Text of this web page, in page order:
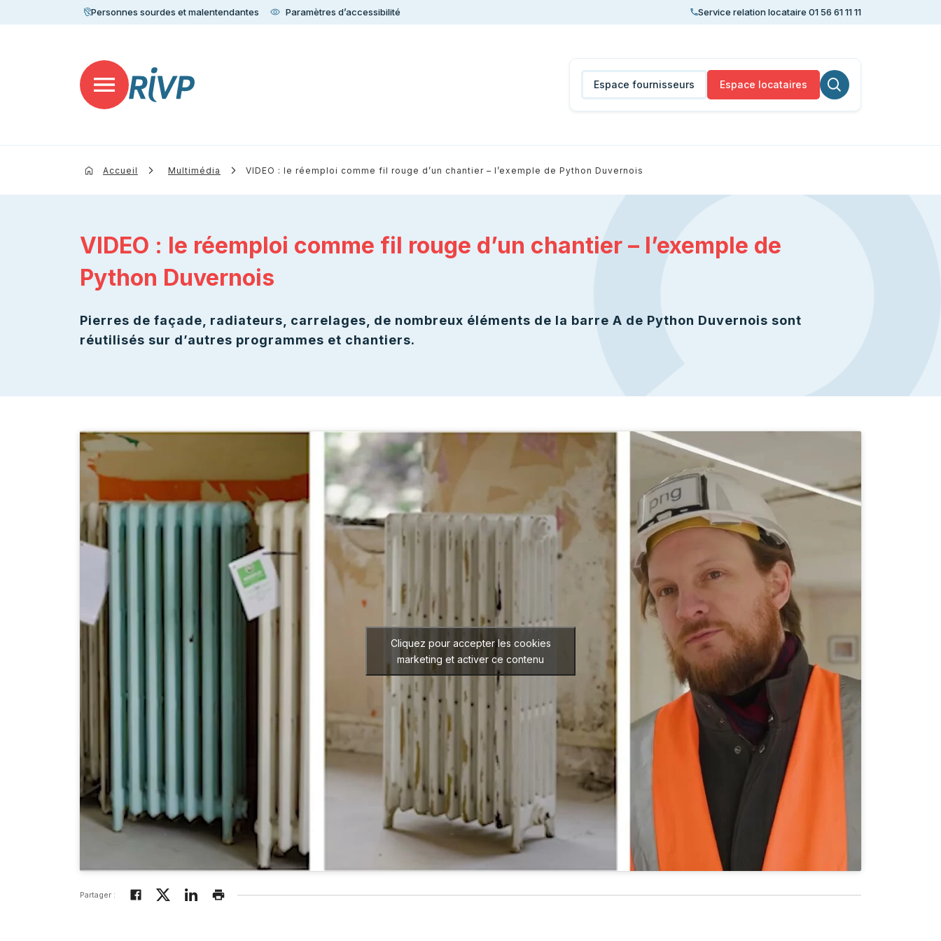
Personnes sourdes et malentendantes Paramètres d’accessibilité Service relation locataire 01 56 61 11 11
Espace fournisseurs Espace locataires
Lancer la recherche
Accueil Multimédia VIDEO : le réemploi comme fil rouge d’un chantier – l’exemple de Python Duvernois
VIDEO : le réemploi comme fil rouge d’un chantier – l’exemple de
Python Duvernois
Pierres de façade, radiateurs, carrelages, de nombreux éléments de la barre A de Python Duvernois sont
réutilisés sur d’autres programmes et chantiers.
Cliquez pour accepter les cookies
marketing et activer ce contenu
Partager :